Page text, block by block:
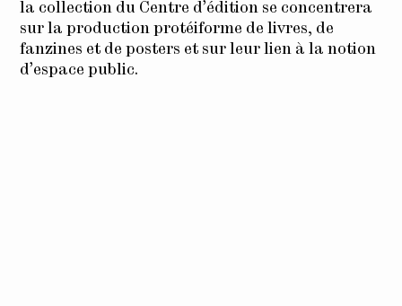
la collection du Centre d’édition se concentrera
sur la production protéiforme de livres, de
fanzines et de posters et sur leur lien à la notion
d’espace public.